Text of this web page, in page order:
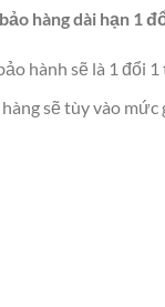
hàng dài hạn 1
hành sẽ là 1 đổi
sẽ tùy vào mức